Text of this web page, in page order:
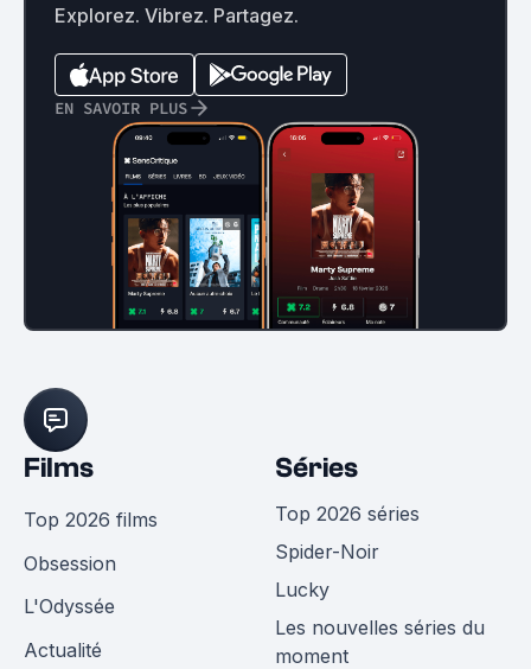
Explorez. Vibrez. Partagez.
EN SAVOIR PLUS
Films
Top 2026 films
Obsession
L'Odyssée
Actualité
Séries
Top 2026 séries
Spider-Noir
Lucky
Les nouvelles séries du
moment